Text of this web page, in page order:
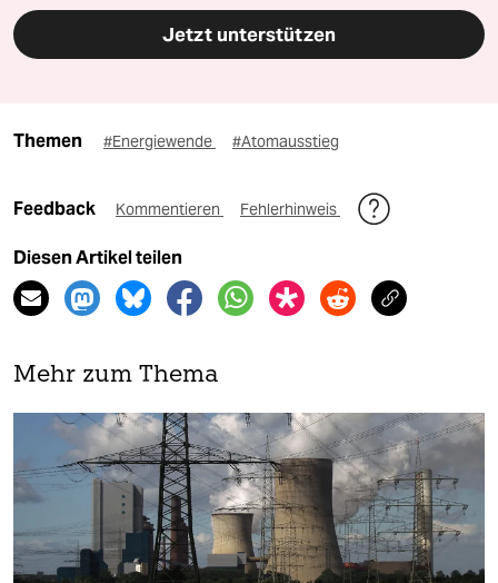
Jetzt unterstützen
Themen #Energiewende #Atomausstieg
Feedback Kommentieren Fehlerhinweis
Diesen Artikel teilen
Mehr zum Thema